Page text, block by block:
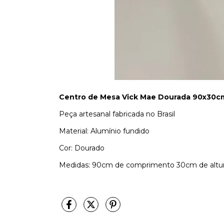
Centro de Mesa Vick Mae Dourada
Peça artesanal fabricada no Brasil
Material: Alumínio fundido
Cor: Dourado
Medidas: 90cm de comprimento 30cm de